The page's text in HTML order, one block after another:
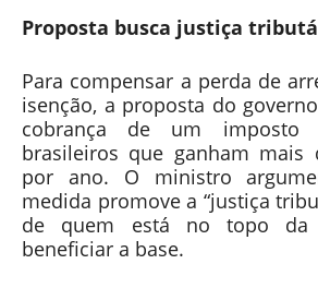
Proposta busca justiça
Para compensar a perda de
isenção, a proposta do
cobrança de um imposto
brasileiros que ganham mais
por ano. O ministro
medida promove a “justiça
de quem está no topo da
beneficiar a base.